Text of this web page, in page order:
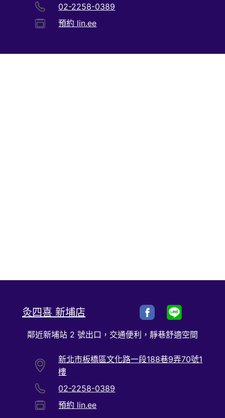
02-2258-0389
預約 lin.ee
灸四喜 新埔店
鄰近新埔站 2 號出口，交通便利，靜巷舒適空間
新北市板橋區文化路一段188巷9弄70號1
樓
02-2258-0389
預約 lin.ee